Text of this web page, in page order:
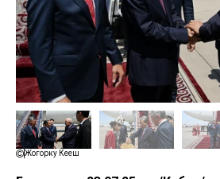
Жогорку Кеңеш